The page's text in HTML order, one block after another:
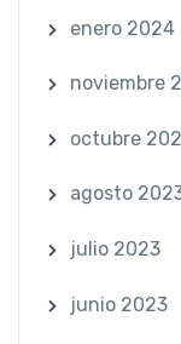
enero 2024
noviembre
octubre
agosto
julio 2023
junio 2023